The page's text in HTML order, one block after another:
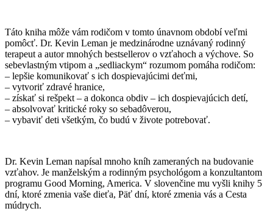
Táto kniha môže vám rodičom v tomto únavnom období veľmi
pomôcť. Dr. Kevin Leman je medzinárodne uznávaný rodinný
terapeut a autor mnohých bestsellerov o vzťahoch a výchove. So
sebevlastným vtipom a „sedliackym“ rozumom pomáha rodičom:
– lepšie komunikovať s ich dospievajúcimi deťmi,
– vytvoriť zdravé hranice,
– získať si rešpekt – a dokonca obdiv – ich dospievajúcich detí,
– absolvovať kritické roky so sebadôverou,
– vybaviť deti všetkým, čo budú v živote potrebovať.
Dr. Kevin Leman napísal mnoho kníh zameraných na budovanie
vzťahov. Je manželským a rodinným psychológom a konzultantom
programu Good Morning, America. V slovenčine mu vyšli knihy 5
dní, ktoré zmenia vaše dieťa, Päť dní, ktoré zmenia vás a Cesta
múdrych.